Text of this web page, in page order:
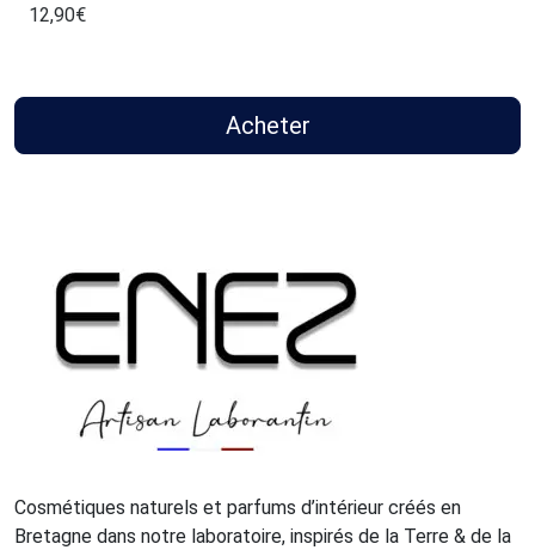
12,90€
Acheter
Cosmétiques naturels et parfums d’intérieur créés en
Bretagne dans notre laboratoire, inspirés de la Terre & de la